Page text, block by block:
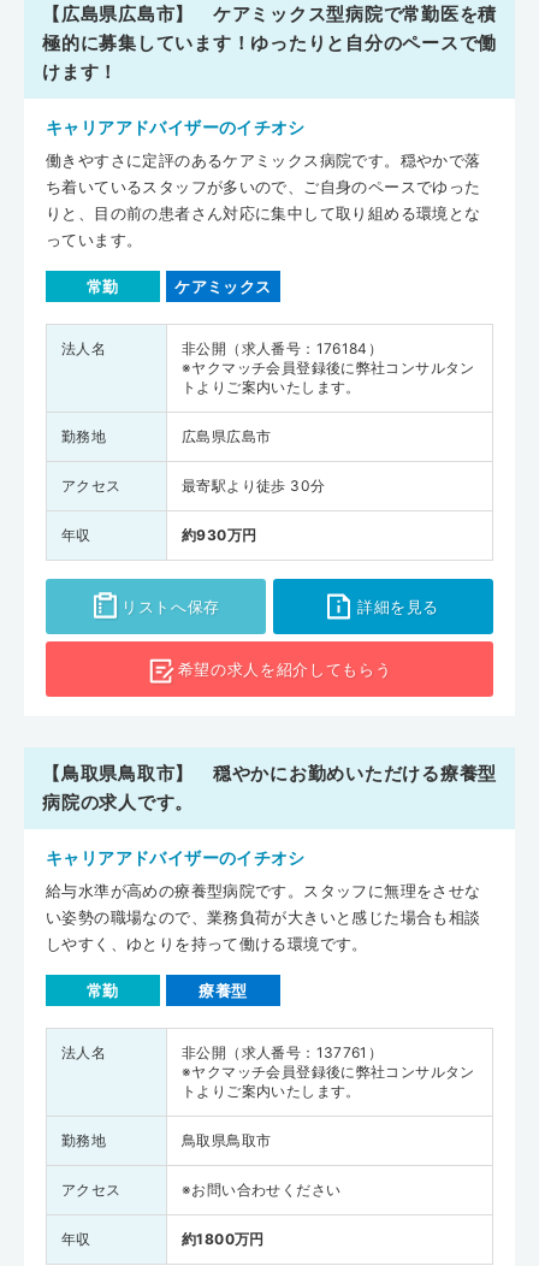
【広島県広島市】 ケアミックス型病院で常勤医を積
極的に募集しています！ゆったりと自分のペースで働
けます！
キャリアアドバイザーのイチオシ
働きやすさに定評のあるケアミックス病院です。穏やかで落
ち着いているスタッフが多いので、ご自身のペースでゆった
りと、目の前の患者さん対応に集中して取り組める環境とな
っています。
常勤 ケアミックス
法人名
非公開（求人番号：176184）
※ヤクマッチ会員登録後に弊社コンサルタン
トよりご案内いたします。
勤務地 広島県広島市
アクセス 最寄駅より徒歩 30分
年収 約930万円
リストへ保存 詳細を見る
希望の求人を紹介してもらう
【鳥取県鳥取市】 穏やかにお勤めいただける療養型
病院の求人です。
キャリアアドバイザーのイチオシ
給与水準が高めの療養型病院です。スタッフに無理をさせな
い姿勢の職場なので、業務負荷が大きいと感じた場合も相談
しやすく、ゆとりを持って働ける環境です。
常勤 療養型
法人名
非公開（求人番号：137761）
※ヤクマッチ会員登録後に弊社コンサルタン
トよりご案内いたします。
勤務地 鳥取県鳥取市
アクセス ※お問い合わせください
年収 約1800万円